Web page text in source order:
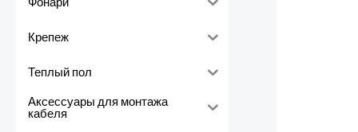
Крепеж
Теплый пол
Аксессуары для монтажа
кабеля